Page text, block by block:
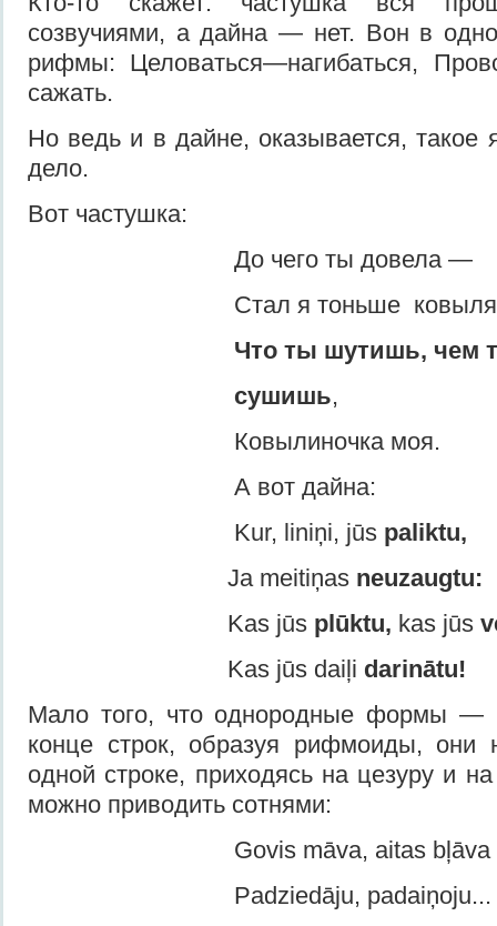
созвучиями, а дай­на — нет. Вон в
рифмы: Целоваться—нагибать­ся,
сажать.
Но ведь и в дайне, оказывается,
дело.
Вот частушка:
До чего ты довела —
Стал я тоньше
Что ты шутишь, чем
сушишь,
Ковылиночка моя.
А вот дайна:
Kur, liniņi, jūs paliktu,
Ja meitiņas neuzaugtu:
Kas jūs plūktu, kas jūs v
Kas jūs daiļi darinātu!
Мало того, что однородные фор­мы —
конце строк, образуя рифмоиды, они
одной строке, приходясь на цезуру и
можно приводить сотнями:
Govis māva, aitas bļāva
Padziedāju, padaiņoju...